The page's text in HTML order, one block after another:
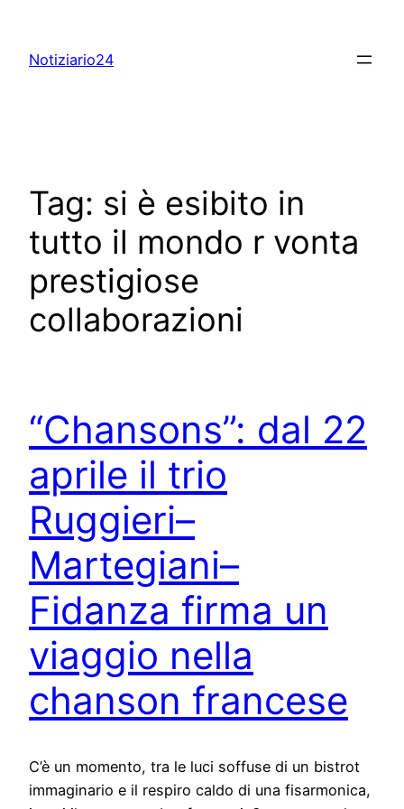
content
Notiziario24
Tag: si è esibito in
tutto il mondo r vonta
prestigiose
collaborazioni
“Chansons”: dal 22
aprile il trio
Ruggieri–
Martegiani–
Fidanza firma un
viaggio nella
chanson francese
C’è un momento, tra le luci soffuse di un bistrot
immaginario e il respiro caldo di una fisarmonica,